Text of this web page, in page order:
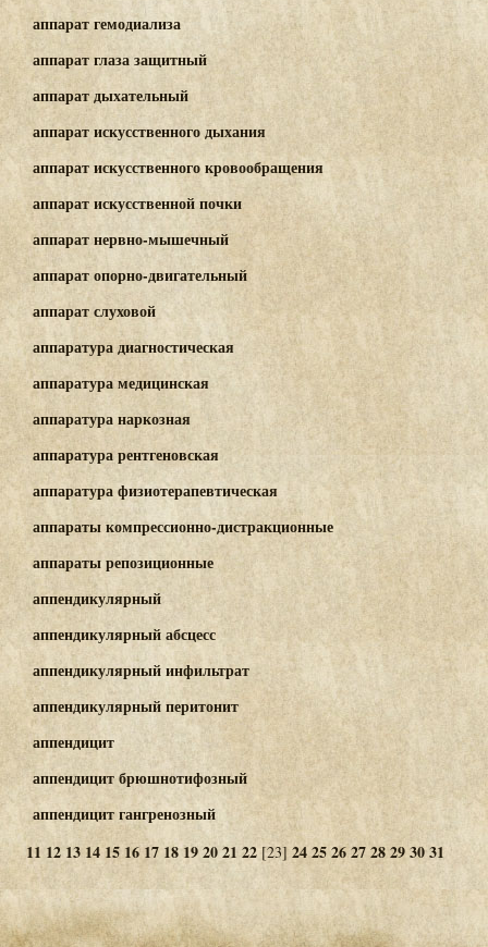
аппарат гемодиализа
аппарат глаза защитный
аппарат дыхательный
аппарат искусственного дыхания
аппарат искусственного кровообращения
аппарат искусственной почки
аппарат нервно-мышечный
аппарат опорно-двигательный
аппарат слуховой
аппаратура диагностическая
аппаратура медицинская
аппаратура наркозная
аппаратура рентгеновская
аппаратура физиотерапевтическая
аппараты компрессионно-дистракционные
аппараты репозиционные
аппендикулярный
аппендикулярный абсцесс
аппендикулярный инфильтрат
аппендикулярный перитонит
аппендицит
аппендицит брюшнотифозный
аппендицит гангренозный
11 1213 14 15 16 17 1819202122 [23] 2425262728293031